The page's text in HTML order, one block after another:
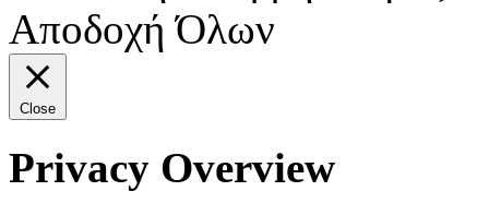
Αποδοχή Όλων
Close
Privacy Overview